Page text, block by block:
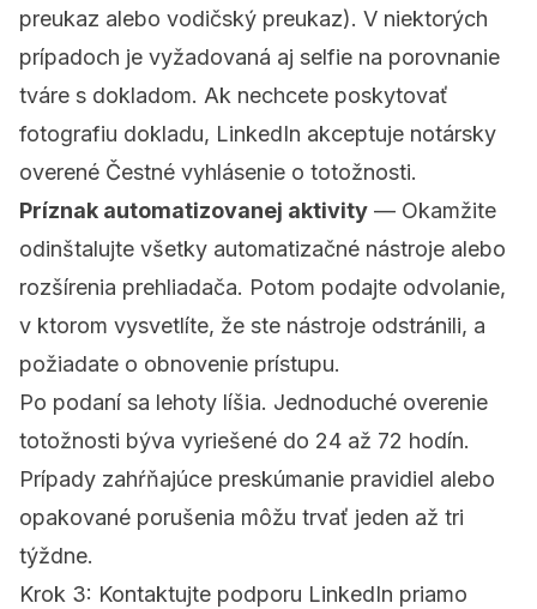
preukaz alebo vodičský preukaz). V niektorých
prípadoch je vyžadovaná aj selfie na porovnanie
tváre s dokladom. Ak nechcete poskytovať
fotografiu dokladu, LinkedIn akceptuje notársky
overené Čestné vyhlásenie o totožnosti.
Príznak automatizovanej aktivity — Okamžite
odinštalujte všetky automatizačné nástroje alebo
rozšírenia prehliadača. Potom podajte odvolanie,
v ktorom vysvetlíte, že ste nástroje odstránili, a
požiadate o obnovenie prístupu.
Po podaní sa lehoty líšia. Jednoduché overenie
totožnosti býva vyriešené do 24 až 72 hodín.
Prípady zahŕňajúce preskúmanie pravidiel alebo
opakované porušenia môžu trvať jeden až tri
týždne.
Krok 3: Kontaktujte podporu LinkedIn priamo